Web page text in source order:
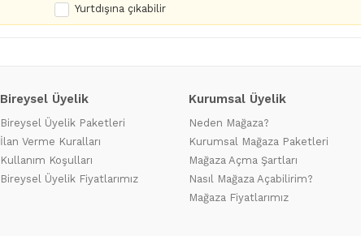
Yurtdışına çıkabilir
Bireysel Üyelik
Bireysel Üyelik Paketleri
İlan Verme Kuralları
Kullanım Koşulları
Bireysel Üyelik Fiyatlarımız
Kurumsal Üyelik
Neden Mağaza?
Kurumsal Mağaza Paketleri
Mağaza Açma Şartları
Nasıl Mağaza Açabilirim?
Mağaza Fiyatlarımız